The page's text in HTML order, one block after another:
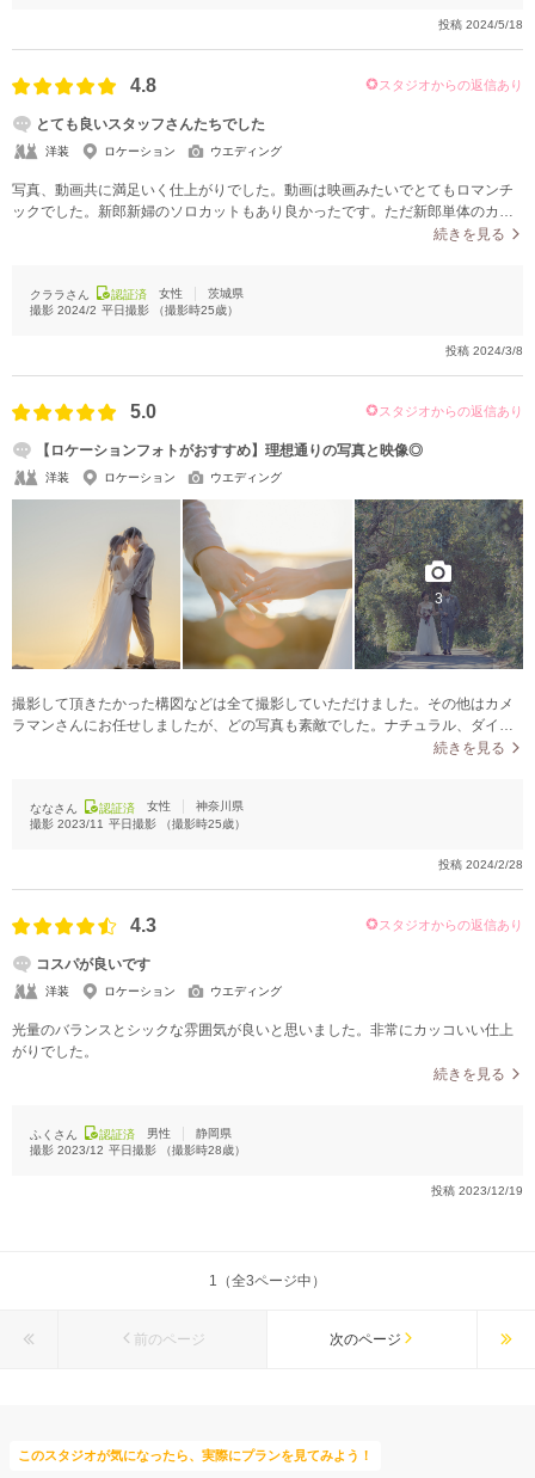
ものを見つけるためにも明確にこういうショットがほしいとお伝えしていただ
投稿 2024/5/18
4.8 スタジオからの返信あり
とても良いスタッフさんたちでした
洋装 ロケーション ウエディング
写真、動画共に満足いく仕上がりでした。動画は映画みたいでとてもロマンチ
ックでした。新郎新婦のソロカットもあり良かったです。ただ新郎単体のカッ
トだけ若干少なく感じたので、半々くらいだと色々使いやすいのかなと思いま
続きを見る
クララさん 認証済 女性
茨城県
撮影 2024/2 平日撮影 （撮影時25歳）
投稿 2024/3/8
5.0 スタジオからの返信あり
【ロケーションフォトがおすすめ】理想通りの写真と映像◎
洋装 ロケーション ウエディング
3
撮影して頂きたかった構図などは全て撮影していただけました。その他はカメ
ラマンさんにお任せしましたが、どの写真も素敵でした。ナチュラル、ダイナ
ミックな感じなど様々なテイストで撮影していただきました。オープニングム
続きを見る
ななさん 認証済 女性
神奈川県
撮影 2023/11 平日撮影 （撮影時25歳）
投稿 2024/2/28
4.3 スタジオからの返信あり
コスパが良いです
洋装 ロケーション ウエディング
光量のバランスとシックな雰囲気が良いと思いました。非常にカッコいい仕上
がりでした。
続きを見る
ふくさん 認証済 男性
静岡県
撮影 2023/12 平日撮影 （撮影時28歳）
投稿 2023/12/19
1（全3ページ中）
前のページ 次のページ
このスタジオが気になったら、実際にプランを見てみよう！